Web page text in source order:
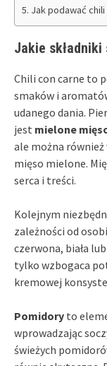
Jak podawać chili
Jakie
Chili con carne to
smaków i
udanego dania.
jest mielone
ale można
mięso mielone.
serca i treści.
Kolejnym
zależności od
czerwona, biała
tylko wzbogaca
kremowej
Pomidory to
wprowadzając
świeżych